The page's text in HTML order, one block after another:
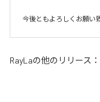
今後ともよろしくお願
RayLaの他のリリース：